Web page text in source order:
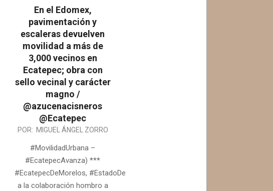
En el Edomex,
pavimentación y
escaleras devuelven
movilidad a más de
3,000 vecinos en
Ecatepec; obra con
sello vecinal y carácter
magno /
@azucenacisneros
@Ecatepec
2026-
POR: MIGUEL ÁNGEL ZORRO
#MovilidadUrbana –
#EcatepecAvanza) ***
#EcatepecDeMorelos, #EstadoDeMéxico.- Gracias
a la colaboración hombro a